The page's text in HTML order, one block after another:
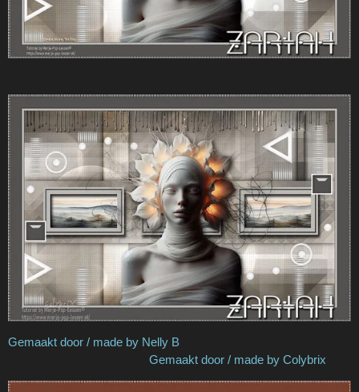
Gemaakt door / made by Nelly B
Gemaakt door / made by Colybrix